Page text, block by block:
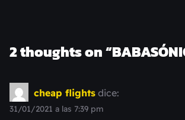
2 thoughts on “
cheap flights dice:
31/01/2021 a las 7:39 pm